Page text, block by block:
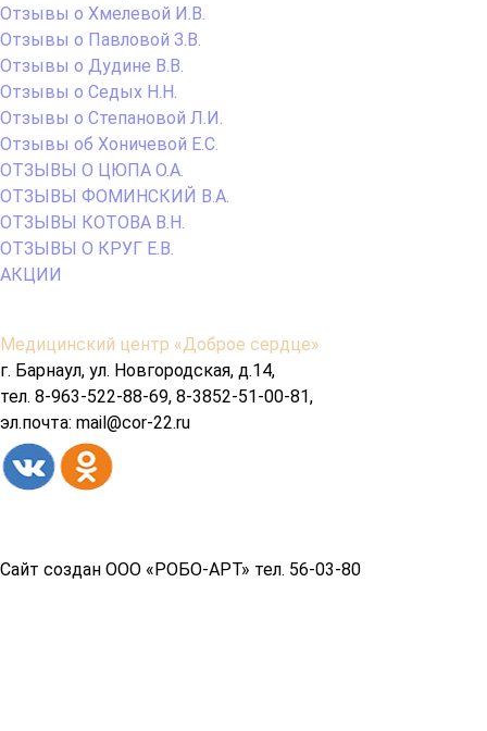
Отзывы о Хмелевой И.В.
Отзывы о Павловой З.В.
Отзывы о Дудине В.В.
Отзывы о Седых Н.Н.
Отзывы о Степановой Л.И.
Отзывы об Хоничевой Е.С.
ОТЗЫВЫ О ЦЮПА О.А.
ОТЗЫВЫ ФОМИНСКИЙ В.А.
ОТЗЫВЫ КОТОВА В.Н.
ОТЗЫВЫ О КРУГ Е.В.
АКЦИИ
Содержимое
подвала
Медицинский центр «Доброе сердце»
г. Барнаул, ул. Новгородская, д.14,
тел. 8-963-522-88-69, 8-3852-51-00-81,
эл.почта: mail@cor-22.ru
Сайт создан ООО «РОБО-АРТ» тел. 56-03-80